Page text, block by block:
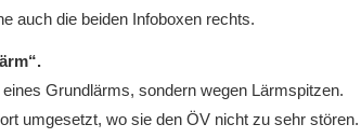
auch die beiden Infoboxen rechts.
.
Grundlärms, sondern wegen Lärmspitzen.
umgesetzt, wo sie den ÖV nicht zu sehr stören.